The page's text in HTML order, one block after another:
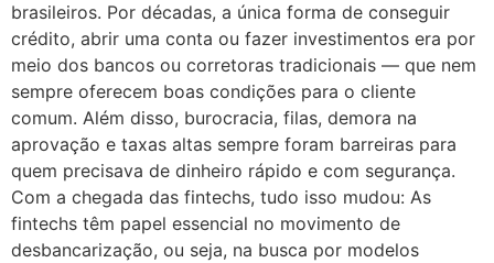
brasileiros. Por décadas, a única forma de conseguir
crédito, abrir uma conta ou fazer investimentos era por
meio dos bancos ou corretoras tradicionais — que nem
sempre oferecem boas condições para o cliente
comum. Além disso, burocracia, filas, demora na
aprovação e taxas altas sempre foram barreiras para
quem precisava de dinheiro rápido e com segurança.
Com a chegada das fintechs, tudo isso mudou: As
fintechs têm papel essencial no movimento de
desbancarização, ou seja, na busca por modelos